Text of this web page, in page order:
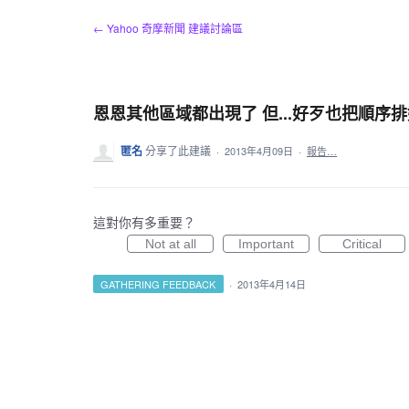
← Yahoo 奇摩新聞 建議討論區
恩恩其他區域都出現了 但...好歹也把順序
匿名分享了此建議 · 2013年4月09日 · 報告…
這對你有多重要？
Not at all Important Critical
GATHERING FEEDBACK · 2013年4月14日